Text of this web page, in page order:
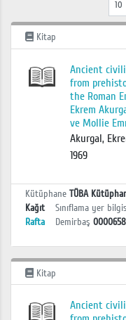
Kitap
Ancient
from
the Roman
Ekrem
ve Mollie
Akurgal,
1969
Kütüphane TÜBA
Kağıt
Sınıflama yer
Rafta
Demirbaş 0000658
Kitap
Ancient